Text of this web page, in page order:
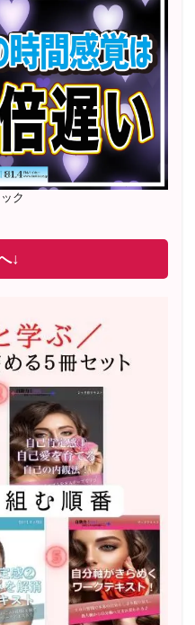
ループレッスン 20名様
６ヶ月フルサポート 累計
て活動を開始
ク
↓